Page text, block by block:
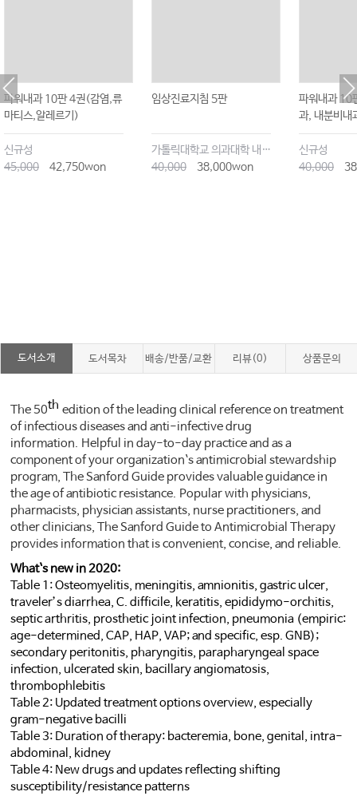
파워내과 10판 4권(감염,류
마티스,알레르기)
신규성
45,000
42,750won
임상진료지침 5판
가톨릭대학교 의과대학 내과학교실
40,000
38,000won
파워내과 10
과, 내분비내
신규성
40,000
도서소개 도서목차 배송/반품/교환 리뷰(0) 상품문의
The 50th edition of the leading clinical reference on treatment
of infectious diseases and anti-infective drug
information. Helpful in day-to-day practice and as a
component of your organization`s antimicrobial stewardship
program, The Sanford Guide provides valuable guidance in
the age of antibiotic resistance. Popular with physicians,
pharmacists, physician assistants, nurse practitioners, and
other clinicians, The Sanford Guide to Antimicrobial Therapy
provides information that is convenient, concise, and reliable.
What`s new in 2020:
Table 1: Osteomyelitis, meningitis, amnionitis, gastric ulcer,
traveler’s diarrhea, C. difficile, keratitis, epididymo-orchitis,
septic arthritis, prosthetic joint infection, pneumonia (empiric:
age-determined, CAP, HAP, VAP; and specific, esp. GNB);
secondary peritonitis, pharyngitis, parapharyngeal space
infection, ulcerated skin, bacillary angiomatosis,
thrombophlebitis
Table 2: Updated treatment options overview, especially
gram-negative bacilli
Table 3: Duration of therapy: bacteremia, bone, genital, intra-
abdominal, kidney
Table 4: New drugs and updates reflecting shifting
susceptibility/resistance patterns